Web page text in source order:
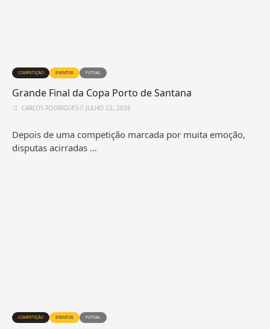
COMPETIÇÃO EVENTOS FUTSAL
Grande Final da Copa Porto de Santana
CARLOS RODRIGUES⋅ JULHO 22, 2026
Depois de uma competição marcada por muita emoção,
disputas acirradas …
COMPETIÇÃO EVENTOS FUTSAL